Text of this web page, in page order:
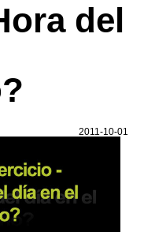
del
2011-10-01